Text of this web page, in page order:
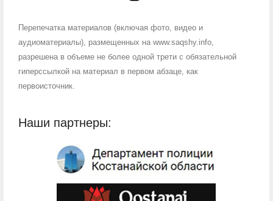
Перепечатка материалов (включая фото, видео и
аудиоматериалы), размещенных на www.saqshy.info,
разрешена в объеме не более одной трети с обязательной
гиперссылкой на материал в первом абзаце, как
первоисточник.
Наши партнеры: